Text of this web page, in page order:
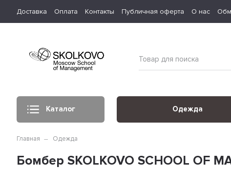
Доставка Оплата Контакты Публичная оферта О нас
Каталог Одежда
Главная Одежда
Бомбер SKOLKOVO SCHOOL OF